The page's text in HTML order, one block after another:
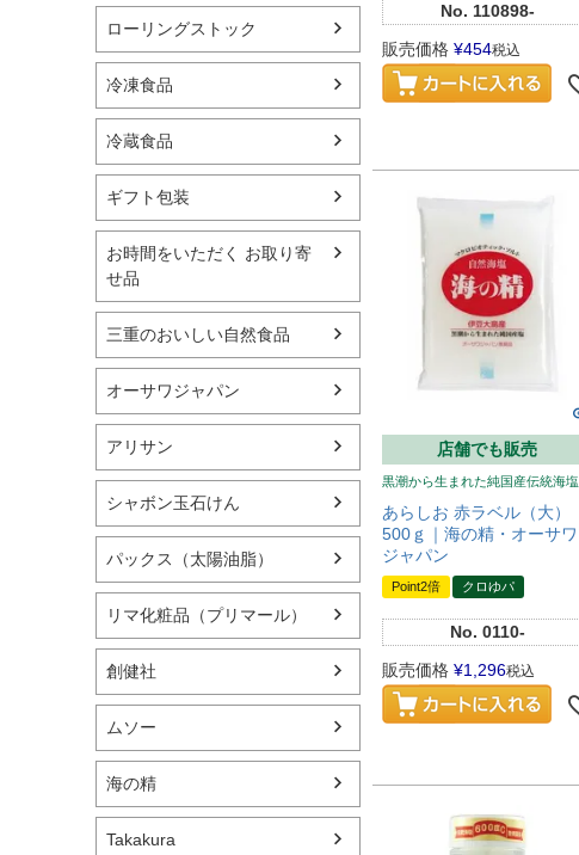
ローリングストック
冷凍食品
冷蔵食品
ギフト包装
お時間をいただく お取り寄
せ品
三重のおいしい自然食品
オーサワジャパン
アリサン
シャボン玉石けん
パックス（太陽油脂）
リマ化粧品（プリマール）
創健社
ムソー
海の精
Takakura
No. 110898-
販売価格 ¥454税込
店舗でも販売
黒潮から生まれた純国産伝統海塩
あらしお 赤ラベル（大）
500ｇ｜海の精・オーサワ
ジャパン
Point2倍 クロゆパ
No. 0110-
販売価格 ¥1,296税込